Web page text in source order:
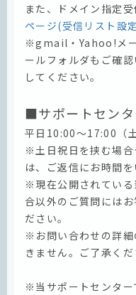
また、ドメイン指定受
ページ(受信リスト設
※gmail・Yahoo!メー
ールフォルダもご確
してください。
■サポートセン
平日10:00～17:00（
※土日祝日を挟む場合
は、ご返信にお時間
※現在公開されてい
合以外のご質問には
ださい。
※お問い合わせの詳細
きません。ご了承くだ
※当サポートセンター